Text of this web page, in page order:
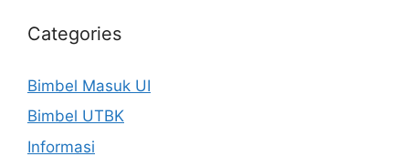
Categories
Bimbel Masuk UI
Bimbel UTBK
Informasi